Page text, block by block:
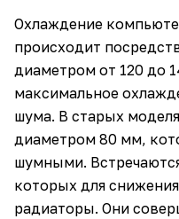
Охлаждение
происходит
диаметром от 120 до
максимальное
шума. В старых
диаметром 80 мм,
шумными.
которых для
радиаторы. Они